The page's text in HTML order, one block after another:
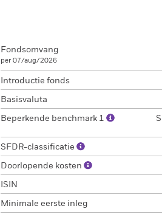
Fondsomvang
per 07/aug/2026
Introductie fonds
Basisvaluta
Beperkende benchmark 1
SFDR-classificatie
Doorlopende kosten
ISIN
Minimale eerste inleg